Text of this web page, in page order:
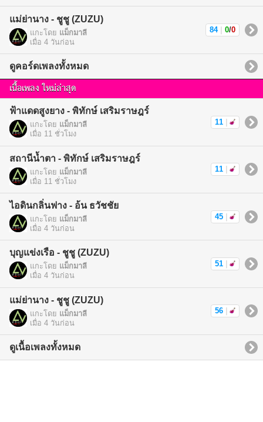
แม่ย่านาง - ชูชู (ZUZU)
แกะโดย แม็กมาลี
เมื่อ 4 วันก่อน
84 0/0
ดูคอร์ดเพลงทั้งหมด
เนื้อเพลง ใหม่ล่าสุด
ฟ้าแดดสูงยาง - พิทักษ์ เสริมราษฎร์
แกะโดย แม็กมาลี
เมื่อ 11 ชั่วโมง
11
สถานีน้ำตา - พิทักษ์ เสริมราษฎร์
แกะโดย แม็กมาลี
เมื่อ 11 ชั่วโมง
11
ไอดินกลิ่นฟาง - อ้น ธวัชชัย
แกะโดย แม็กมาลี
เมื่อ 4 วันก่อน
45
บุญแข่งเรือ - ชูชู (ZUZU)
แกะโดย แม็กมาลี
เมื่อ 4 วันก่อน
51
แม่ย่านาง - ชูชู (ZUZU)
แกะโดย แม็กมาลี
เมื่อ 4 วันก่อน
56
ดูเนื้อเพลงทั้งหมด